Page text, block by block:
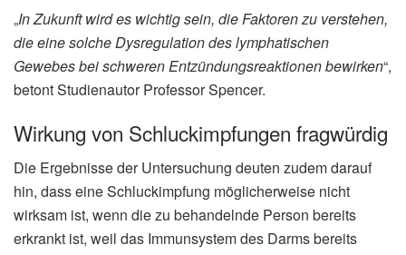
„In Zukunft wird es wichtig sein, die Faktoren zu verstehen,
die eine solche Dysregulation des lymphatischen
Gewebes bei schweren Entzündungsreaktionen bewirken“,
betont Studienautor Professor Spencer.
Wirkung von Schluckimpfungen fragwürdig
Die Ergebnisse der Untersuchung deuten zudem darauf
hin, dass eine Schluckimpfung möglicherweise nicht
wirksam ist, wenn die zu behandelnde Person bereits
erkrankt ist, weil das Immunsystem des Darms bereits